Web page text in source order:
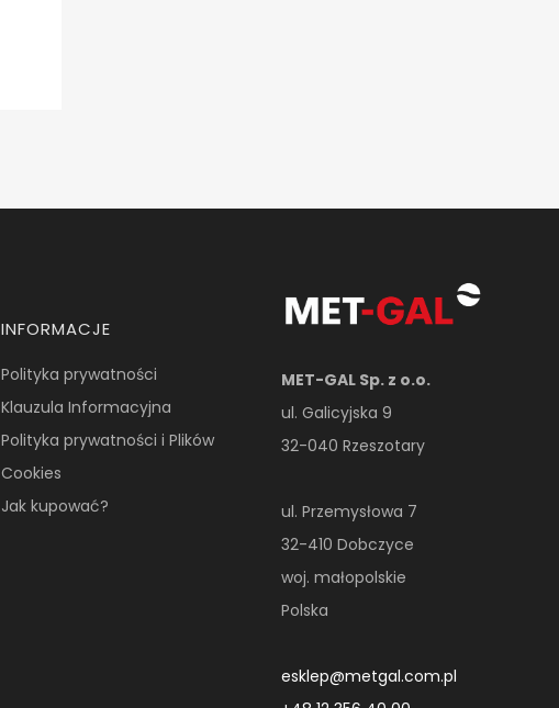
INFORMACJE
Polityka prywatności
Klauzula Informacyjna
Polityka prywatności i Plików
Cookies
Jak kupować?
MET-GAL Sp. z o.o.
ul. Galicyjska 9
32-040 Rzeszotary
ul. Przemysłowa 7
32-410 Dobczyce
woj. małopolskie
Polska
esklep@metgal.com.pl